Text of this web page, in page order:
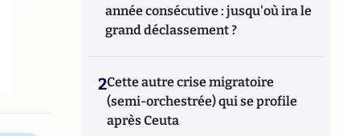
année consécutive : jusqu'où ira le
grand déclassement ?
2Cette autre crise migratoire
(semi-orchestrée) qui se profile
après Ceuta